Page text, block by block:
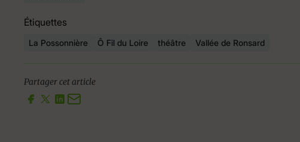
Étiquettes
La Possonnière Ô Fil du Loire théâtre Vallée de Ronsard
Partager cet article